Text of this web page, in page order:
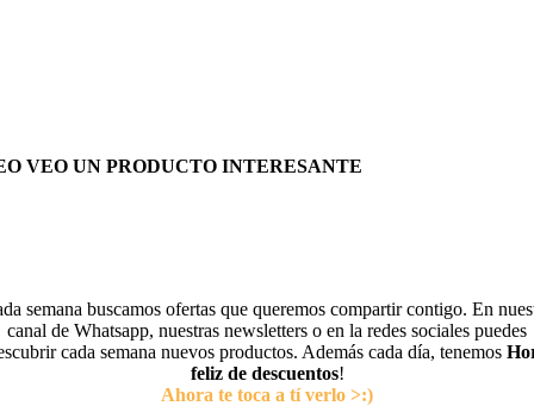
VEO UN PRODUCTO INTERESANTE
semana buscamos ofertas que queremos compartir contigo. En
canal de Whatsapp, nuestras newsletters o en la redes sociales puedes
cada semana nuevos productos. Además cada día, tenemos
feliz de descuentos!
Ahora te toca a tí verlo >:)